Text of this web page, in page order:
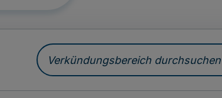
Verkündungsbereich durchsuchen